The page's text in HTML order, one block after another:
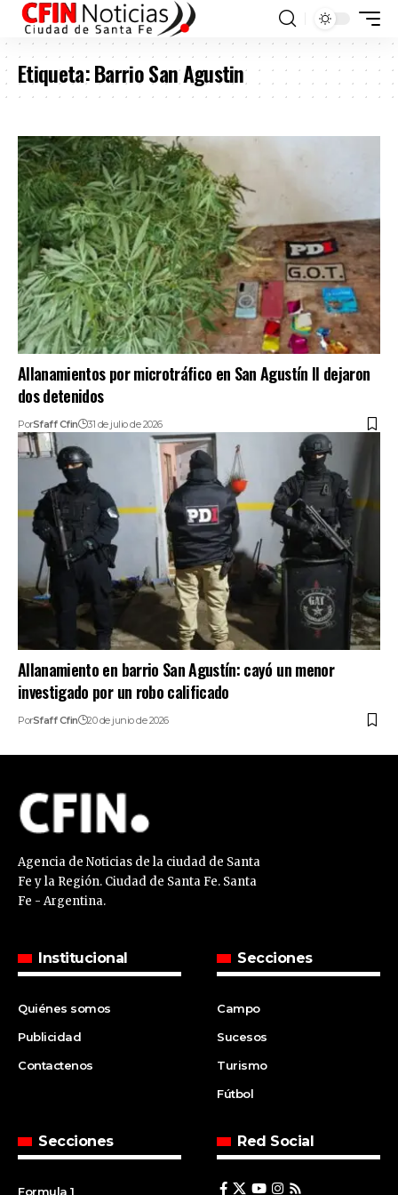
Etiqueta:Barrio San Agustin
Allanamientos por microtráfico en San Agustín II dejaron
dos detenidos
PorSfaff Cfin 31 de julio de 2026
Allanamiento en barrio San Agustín: cayó un menor
investigado por un robo calificado
PorSfaff Cfin 20 de junio de 2026
Agencia de Noticias de la ciudad de Santa
Fe y la Región. Ciudad de Santa Fe. Santa
Fe - Argentina.
Institucional
Quiénes somos
Publicidad
Contactenos
Secciones
Campo
Sucesos
Turismo
Fútbol
Secciones
Formula 1
Red Social